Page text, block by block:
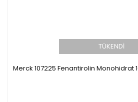
TÜKENDİ
Merck 107225 Fenantirolin Monohidrat